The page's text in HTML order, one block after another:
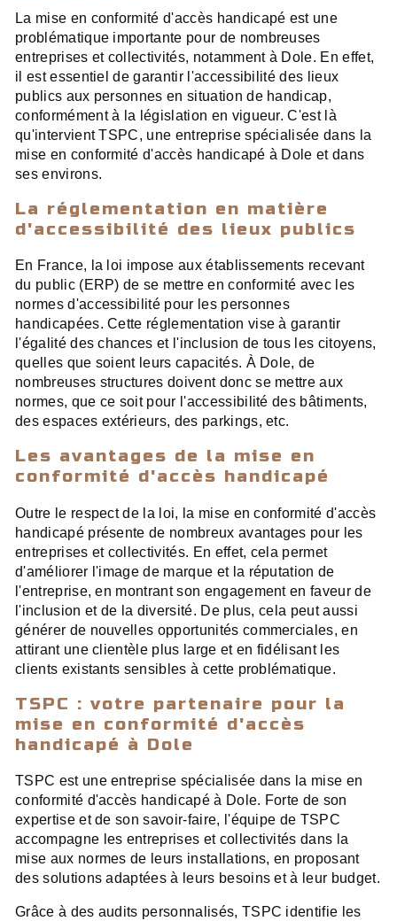
La mise en conformité d'accès handicapé est une
problématique importante pour de nombreuses
entreprises et collectivités, notamment à Dole. En effet,
il est essentiel de garantir l'accessibilité des lieux
publics aux personnes en situation de handicap,
conformément à la législation en vigueur. C'est là
qu'intervient TSPC, une entreprise spécialisée dans la
mise en conformité d'accès handicapé à Dole et dans
ses environs.
La réglementation en matière
d'accessibilité des lieux publics
En France, la loi impose aux établissements recevant
du public (ERP) de se mettre en conformité avec les
normes d'accessibilité pour les personnes
handicapées. Cette réglementation vise à garantir
l'égalité des chances et l'inclusion de tous les citoyens,
quelles que soient leurs capacités. À Dole, de
nombreuses structures doivent donc se mettre aux
normes, que ce soit pour l'accessibilité des bâtiments,
des espaces extérieurs, des parkings, etc.
Les avantages de la mise en
conformité d'accès handicapé
Outre le respect de la loi, la mise en conformité d'accès
handicapé présente de nombreux avantages pour les
entreprises et collectivités. En effet, cela permet
d'améliorer l'image de marque et la réputation de
l'entreprise, en montrant son engagement en faveur de
l'inclusion et de la diversité. De plus, cela peut aussi
générer de nouvelles opportunités commerciales, en
attirant une clientèle plus large et en fidélisant les
clients existants sensibles à cette problématique.
TSPC : votre partenaire pour la
mise en conformité d'accès
handicapé à Dole
TSPC est une entreprise spécialisée dans la mise en
conformité d'accès handicapé à Dole. Forte de son
expertise et de son savoir-faire, l'équipe de TSPC
accompagne les entreprises et collectivités dans la
mise aux normes de leurs installations, en proposant
des solutions adaptées à leurs besoins et à leur budget.
Grâce à des audits personnalisés, TSPC identifie les